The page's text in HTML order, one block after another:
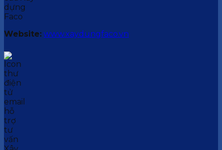
Website: www.xaydungfaco.vn